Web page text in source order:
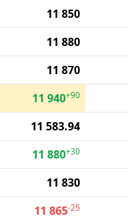
11 850
11 880
11 870
11 940+90
11 583.94
11 880+30
11 830
11 865-25